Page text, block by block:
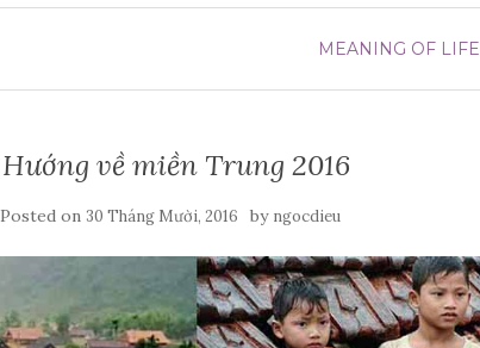
MEANING OF LIFE
Hướng về miền Trung 2016
Posted on 30 Tháng Mười, 2016 by ngocdieu